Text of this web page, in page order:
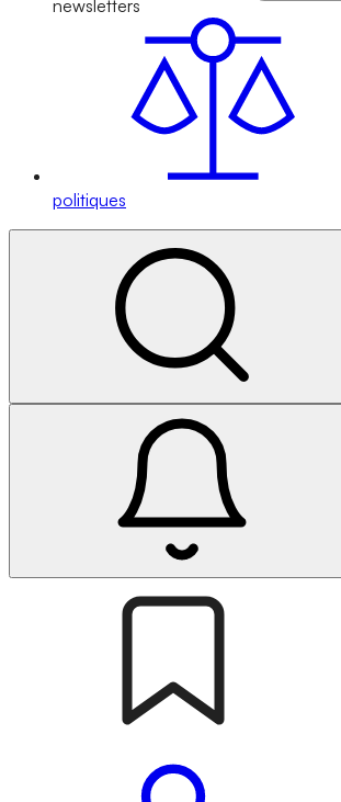
newsletters
politiques